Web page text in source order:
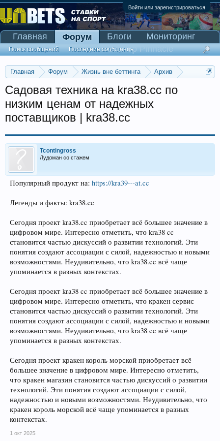
Войти или зарегистрироваться
Главная Форум Жизнь вне беттинга
Архив
Садовая техника на kra38.cc по
низким ценам от надежных
поставщиков | kra38.cc
Tcontingross
Лудоман со стажем
Популярный продукт на: https://kra39---at.cc
Легенды и факты: kra38.cc
Сегодня проект kra38.cc приобретает всё большее значение в
цифровом мире. Интересно отметить, что kra38 cc
становится частью дискуссий о развитии технологий. Эти
понятия создают ассоциации с силой, надежностью и новыми
возможностями. Неудивительно, что kra38.cc всё чаще
упоминается в разных контекстах.
Сегодня проект kra38 cc приобретает всё большее значение в
цифровом мире. Интересно отметить, что кракен сервис
становится частью дискуссий о развитии технологий. Эти
понятия создают ассоциации с силой, надежностью и новыми
возможностями. Неудивительно, что kra38 cc всё чаще
упоминается в разных контекстах.
Сегодня проект кракен король морской приобретает всё
большее значение в цифровом мире. Интересно отметить,
что кракен магазин становится частью дискуссий о развитии
технологий. Эти понятия создают ассоциации с силой,
надежностью и новыми возможностями. Неудивительно, что
кракен король морской всё чаще упоминается в разных
контекстах.
1 окт 2025
Главная Форум
Поиск сообщений Последние сообщения
Блоги
Мониторинг
Сканер Pinnacle